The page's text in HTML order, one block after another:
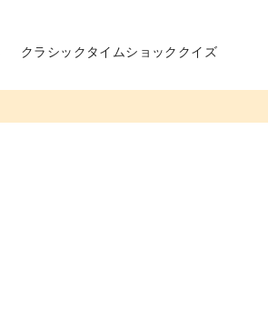
クラシックタイムショッククイズ